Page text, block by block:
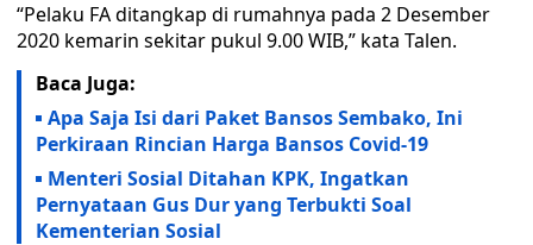
“Pelaku FA ditangkap di rumahnya pada 2 Desember
2020 kemarin sekitar pukul 9.00 WIB,” kata Talen.
Baca Juga:
Apa Saja Isi dari Paket Bansos Sembako, Ini
Perkiraan Rincian Harga Bansos Covid-19
Menteri Sosial Ditahan KPK, Ingatkan
Pernyataan Gus Dur yang Terbukti Soal
Kementerian Sosial